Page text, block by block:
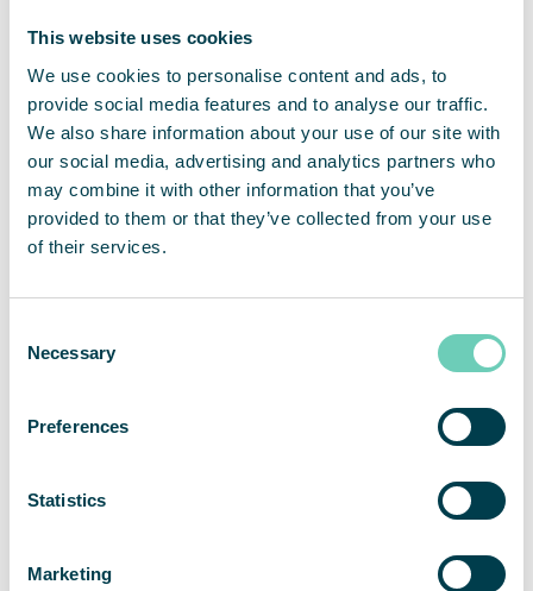
This website uses cookies
We use cookies to personalise content and ads, to
provide social media features and to analyse our traffic.
We also share information about your use of our site with
our social media, advertising and analytics partners who
may combine it with other information that you’ve
provided to them or that they’ve collected from your use
of their services.
Selection
Necessary
Preferences
Statistics
Marketing
information på hemsidanqleanair.com.